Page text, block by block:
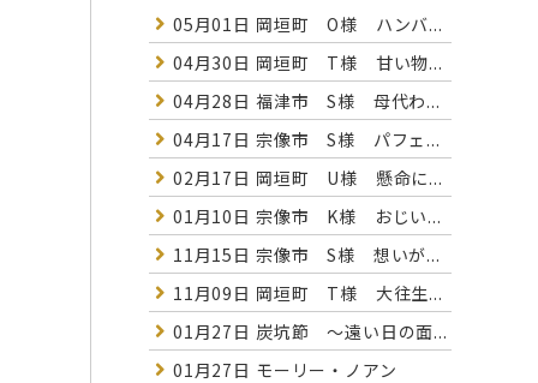
05月01日 岡垣町 O様 ハンバ...
04月30日 岡垣町 T様 甘い物...
04月28日 福津市 S様 母代わ...
04月17日 宗像市 S様 パフェ...
02月17日 岡垣町 U様 懸命に...
01月10日 宗像市 K様 おじい...
11月15日 宗像市 S様 想いが...
11月09日 岡垣町 T様 大往生...
01月27日 炭坑節 〜遠い日の面...
01月27日 モーリー・ノアン